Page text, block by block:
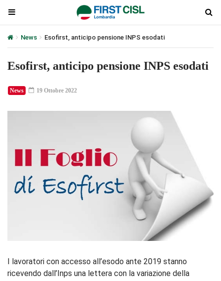
News Esofirst, anticipo pensione INPS esodati
Esofirst, anticipo pensione INPS esodati
News 19 Ottobre 2022
I lavoratori con accesso all’esodo ante 2019 stanno
ricevendo dall’Inps una lettera con la variazione della